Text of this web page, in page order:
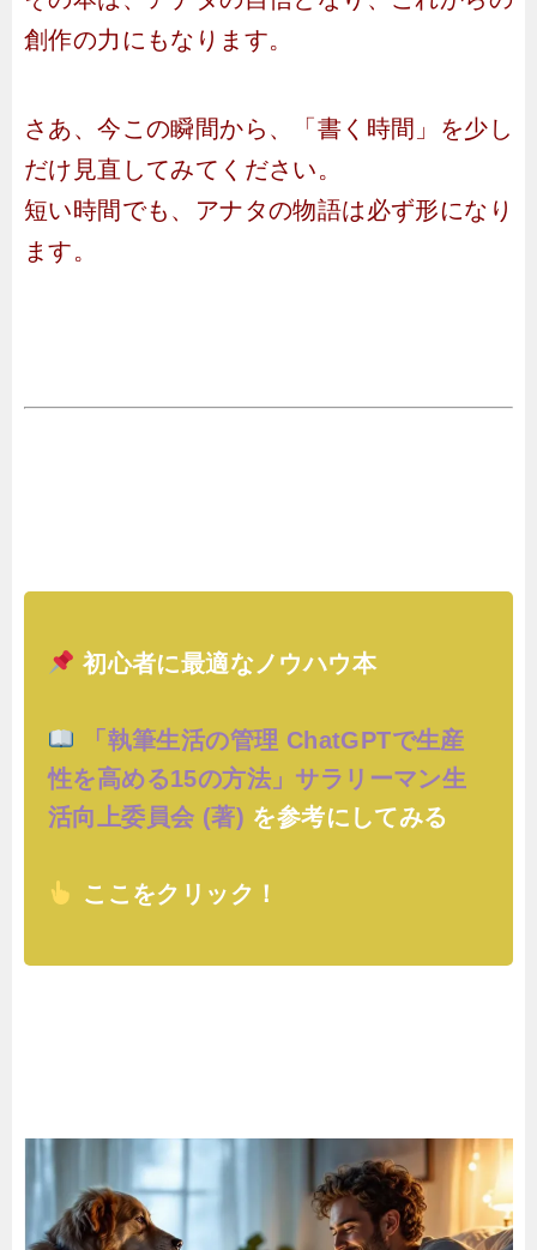
創作の力にもなります。
さあ、今この瞬間から、「書く時間」を少し
だけ見直してみてください。
短い時間でも、アナタの物語は必ず形になり
ます。
初心者に最適なノウハウ本
「執筆生活の管理 ChatGPTで生産
性を高める15の方法」サラリーマン生
活向上委員会 (著) を参考にしてみる
ここをクリック！